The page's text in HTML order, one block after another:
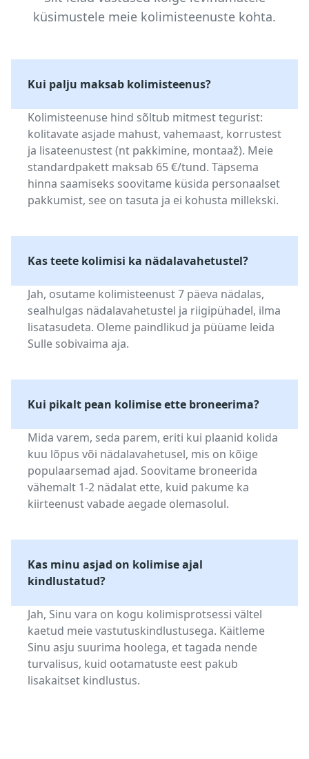
küsimustele meie kolimisteenuste kohta.
Kui palju maksab kolimisteenus?
Kolimisteenuse hind sõltub mitmest tegurist:
kolitavate asjade mahust, vahemaast, korrustest
ja lisateenustest (nt pakkimine, montaaž). Meie
standardpakett maksab 65 €/tund. Täpsema
hinna saamiseks soovitame küsida personaalset
pakkumist, see on tasuta ja ei kohusta millekski.
Kas teete kolimisi ka nädalavahetustel?
Jah, osutame kolimisteenust 7 päeva nädalas,
sealhulgas nädalavahetustel ja riigipühadel, ilma
lisatasudeta. Oleme paindlikud ja püüame leida
Sulle sobivaima aja.
Kui pikalt pean kolimise ette broneerima?
Mida varem, seda parem, eriti kui plaanid kolida
kuu lõpus või nädalavahetusel, mis on kõige
populaarsemad ajad. Soovitame broneerida
vähemalt 1-2 nädalat ette, kuid pakume ka
kiirteenust vabade aegade olemasolul.
Kas minu asjad on kolimise ajal
kindlustatud?
Jah, Sinu vara on kogu kolimisprotsessi vältel
kaetud meie vastutuskindlustusega. Käitleme
Sinu asju suurima hoolega, et tagada nende
turvalisus, kuid ootamatuste eest pakub
lisakaitset kindlustus.